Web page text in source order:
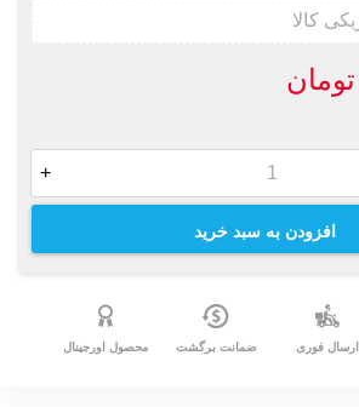
+
افزودن به سبد خرید
ارسال فوری ضمانت برگشت محصول اورجینال